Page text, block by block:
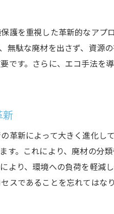
護を重視した革新的なア
無駄な廃材を出さず、資源
です。さらに、エコ手法
新
革新によって大きく進化し
す。これにより、廃材の分
より、環境への負荷を軽
スであることを忘れてはなり